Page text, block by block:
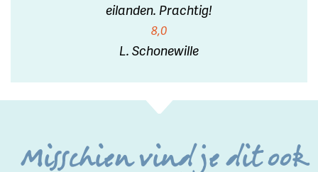
eilanden. Prachtig!
8,0
L. Schonewille
Misschien vind je dit ook